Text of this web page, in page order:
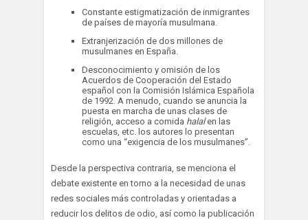
Constante estigmatización de inmigrantes
de países de mayoría musulmana.
Extranjerización de dos millones de
musulmanes en España.
Desconocimiento y omisión de los
Acuerdos de Cooperación del Estado
español con la Comisión Islámica Española
de 1992. A menudo, cuando se anuncia la
puesta en marcha de unas clases de
religión, acceso a comida halalen las
escuelas, etc. los autores lo presentan
como una “exigencia de los musulmanes”.
Desde la perspectiva contraria, se menciona el
debate existente en torno a la necesidad de unas
redes sociales más controladas y orientadas a
reducir los delitos de odio, así como la publicación